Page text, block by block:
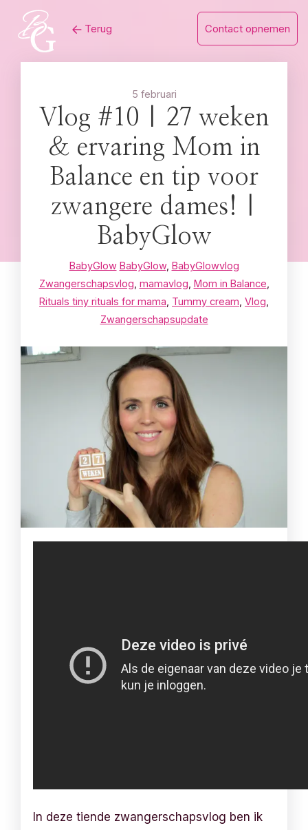
content
Terug Contact opnemen
5 februari
Vlog #10 | 27 weken
& ervaring Mom in
Balance en tip voor
zwangere dames! |
BabyGlow
BabyGlow BabyGlow, BabyGlowvlog
Zwangerschapsvlog mamavlog Mom in Balance
Rituals tiny rituals for mama Tummy cream Vlog
Zwangerschapsupdate
In deze tiende zwangerschapsvlog ben ik